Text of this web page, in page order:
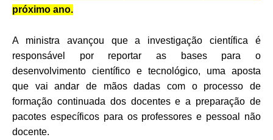
próximo ano.
A ministra avançou que a investigação científica é
responsável por reportar as bases para o
desenvolvimento científico e tecnológico, uma aposta
que vai andar de mãos dadas com o processo de
formação continuada dos docentes e a preparação de
pacotes específicos para os professores e pessoal não
docente.